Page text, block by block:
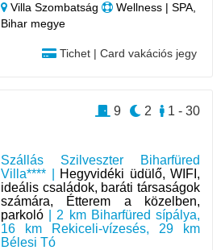
Villa Szombatság
Wellness | SPA,
Bihar megye
Tichet | Card vakációs jegy
Szállás Szilveszter Biharfüred
Villa**** |
Hegyvidéki üdülő, WIFI,
ideális családok, baráti társaságok
számára, Étterem a közelben,
parkoló | 2 km Biharfüred sípálya,
16 km Rekiceli-vízesés, 29 km
Bélesi Tó
1 - 30
2
9